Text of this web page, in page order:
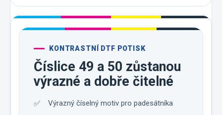
KONTRASTNÍ DTF POTISK
Číslice 49 a 50 zůstanou
výrazné a dobře čitelné
Výrazný číselný motiv pro padesátníka